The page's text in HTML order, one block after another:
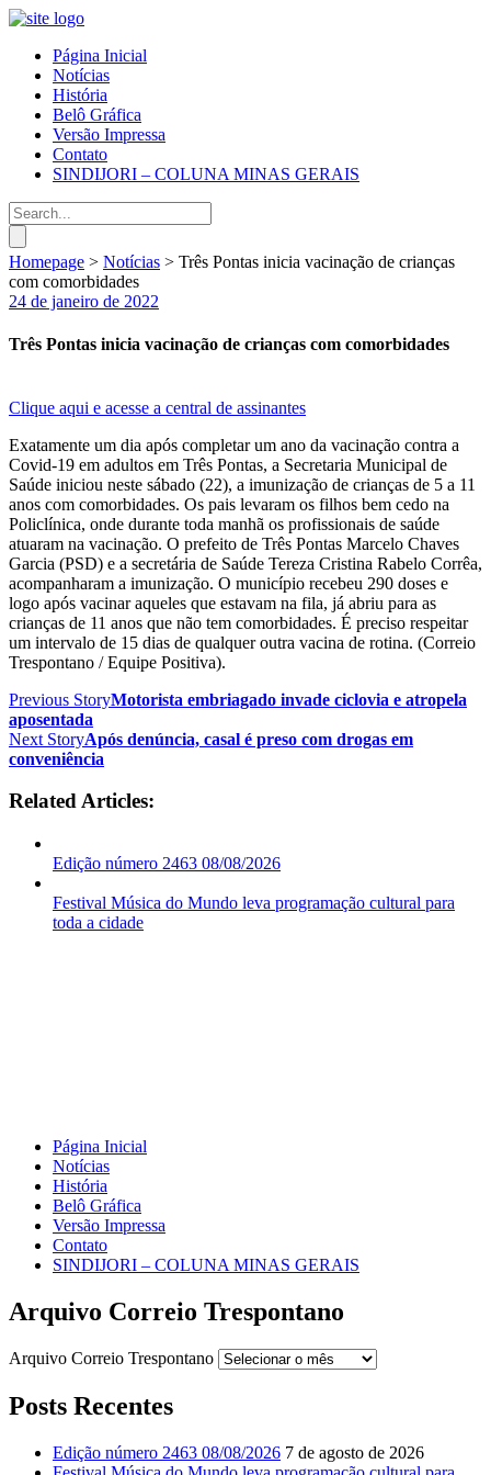
Página Inicial
Notícias
História
Belô Gráfica
Versão Impressa
Contato
SINDIJORI – COLUNA MINAS GERAIS
Homepage > Notícias > Três Pontas inicia vacinação de crianças
com comorbidades
24 de janeiro de 2022
Três Pontas inicia vacinação de crianças com comorbidades
Clique aqui e acesse a central de assinantes
Exatamente um dia após completar um ano da vacinação contra a
Covid-19 em adultos em Três Pontas, a Secretaria Municipal de
Saúde iniciou neste sábado (22), a imunização de crianças de 5 a 11
anos com comorbidades. Os pais levaram os filhos bem cedo na
Policlínica, onde durante toda manhã os profissionais de saúde
atuaram na vacinação. O prefeito de Três Pontas Marcelo Chaves
Garcia (PSD) e a secretária de Saúde Tereza Cristina Rabelo Corrêa,
acompanharam a imunização. O município recebeu 290 doses e
logo após vacinar aqueles que estavam na fila, já abriu para as
crianças de 11 anos que não tem comorbidades. É preciso respeitar
um intervalo de 15 dias de qualquer outra vacina de rotina. (Correio
Trespontano / Equipe Positiva).
Previous StoryMotorista embriagado invade ciclovia e atropela
aposentada
Next StoryApós denúncia, casal é preso com drogas em
conveniência
Related Articles:
Edição número 2463 08/08/2026
Festival Música do Mundo leva programação cultural para
toda a cidade
Página Inicial
Notícias
História
Belô Gráfica
Versão Impressa
Contato
SINDIJORI – COLUNA MINAS GERAIS
Arquivo Correio Trespontano
Arquivo Correio Trespontano
Posts Recentes
Edição número 2463 08/08/2026 7 de agosto de 2026